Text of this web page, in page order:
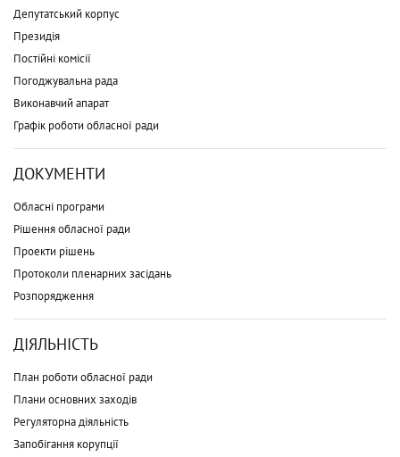
Депутатський корпус
Президія
Постійні комісії
Погоджувальна рада
Виконавчий апарат
Графік роботи обласної ради
ДОКУМЕНТИ
Обласні програми
Рішення обласної ради
Проекти рішень
Протоколи пленарних засідань
Розпорядження
ДІЯЛЬНІСТЬ
План роботи обласної ради
Плани основних заходів
Регуляторна діяльність
Запобігання корупції